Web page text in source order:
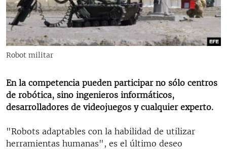
RADIO MARTÍ
ESPECIALES
ESPECIALES
SER VIEJO EN CUBA
KENTU-CUBANO
DESINFORMACIÓN RUSA EN AMÉRICA LATINA
MULTIMEDIA
SÍGUENOS
Robot militar
En la competencia pueden participar no sólo centros
de robótica, sino ingenieros informáticos,
desarrolladores de videojuegos y cualquier experto.
"Robots adaptables con la habilidad de utilizar
herramientas humanas", es el último deseo